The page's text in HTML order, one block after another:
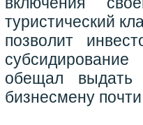
туристический
позволит
обещал выдать
бизнесмену